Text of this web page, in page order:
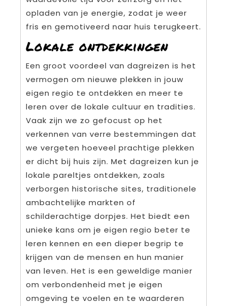
opladen van je energie, zodat je weer
fris en gemotiveerd naar huis terugkeert.
Lokale ontdekkingen
Een groot voordeel van dagreizen is het
vermogen om nieuwe plekken in jouw
eigen regio te ontdekken en meer te
leren over de lokale cultuur en tradities.
Vaak zijn we zo gefocust op het
verkennen van verre bestemmingen dat
we vergeten hoeveel prachtige plekken
er dicht bij huis zijn. Met dagreizen kun je
lokale pareltjes ontdekken, zoals
verborgen historische sites, traditionele
ambachtelijke markten of
schilderachtige dorpjes. Het biedt een
unieke kans om je eigen regio beter te
leren kennen en een dieper begrip te
krijgen van de mensen en hun manier
van leven. Het is een geweldige manier
om verbondenheid met je eigen
omgeving te voelen en te waarderen